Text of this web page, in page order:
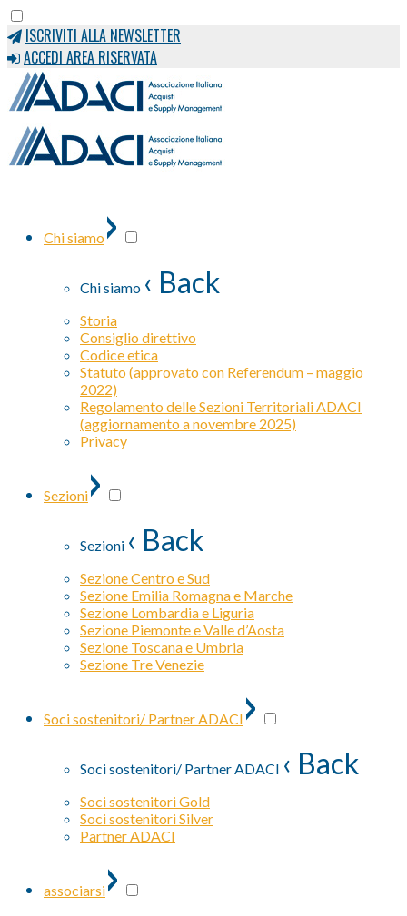
ISCRIVITI ALLA NEWSLETTER
ACCEDI AREA RISERVATA
Chi siamo ›
Chi siamo ‹ Back
Storia
Consiglio direttivo
Codice etica
Statuto (approvato con Referendum – maggio
2022)
Regolamento delle Sezioni Territoriali ADACI
(aggiornamento a novembre 2025)
Privacy
Sezioni›
Sezioni ‹ Back
Sezione Centro e Sud
Sezione Emilia Romagna e Marche
Sezione Lombardia e Liguria
Sezione Piemonte e Valle d’Aosta
Sezione Toscana e Umbria
Sezione Tre Venezie
Soci sostenitori/ Partner ADACI ›
Soci sostenitori/ Partner ADACI ‹ Back
Soci sostenitori Gold
Soci sostenitori Silver
Partner ADACI
associarsi›